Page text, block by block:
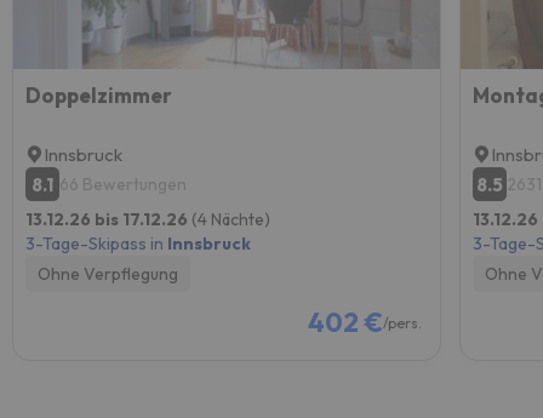
Doppelzimmer
Innsbruck
8.1 66 Bewertungen
13.12.26 bis 17.12.26 (4 Nächte)
3-Tage-Skipass in Innsbruck
Ohne Verpflegung
402 €/pers.
8.5
3-Tage-
Ohne